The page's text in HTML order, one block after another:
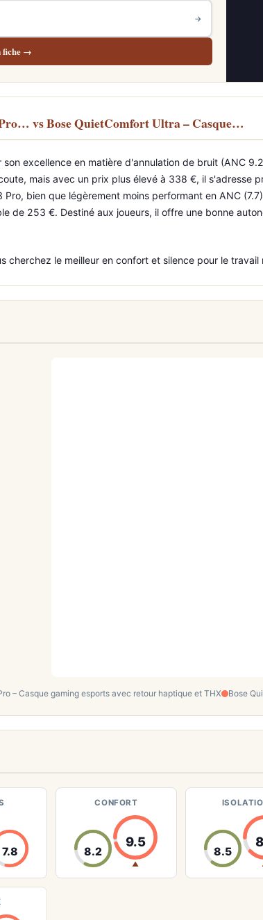
→
fiche →
vs Bose QuietComfort Ultra – Casque…
excellence en matière d'annulation de bruit (ANC
mais avec un prix plus élevé à 338 €, il
Pro, bien que légèrement moins performant en ANC
de 253 €. Destiné aux joueurs, il offre une bonne
cherchez le meilleur en confort et silence pour le
– Casque gaming esports avec retour haptique et THX Bose
7.8
CONFORT
8.2
9.5
▲
8.5